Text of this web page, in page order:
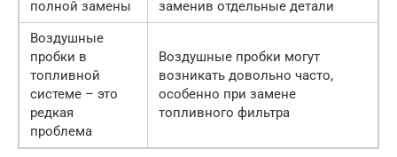
полной замены
заменив отдельные детали
Воздушные
пробки в
топливной
системе – это
редкая
проблема
Воздушные пробки могут
возникать довольно часто,
особенно при замене
топливного фильтра